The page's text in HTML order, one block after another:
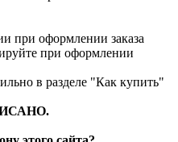
при оформлении заказа
при оформлении
в разделе "Как купить"